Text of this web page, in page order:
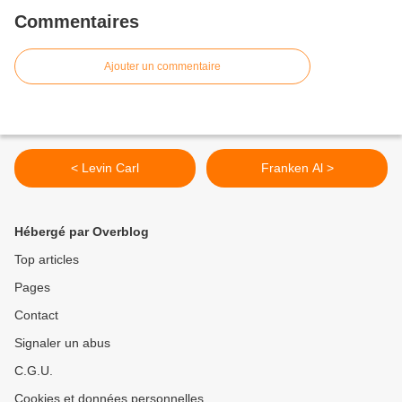
Commentaires
Ajouter un commentaire
< Levin Carl Franken Al >
Hébergé par Overblog
Top articles
Pages
Contact
Signaler un abus
C.G.U.
Cookies et données personnelles